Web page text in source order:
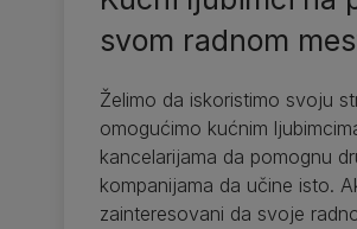
svom radnom
Želimo da iskoristimo svoju
omogućimo kućnim
kancelarijama da pomognu
kompanijama da učine isto.
zainteresovani da svoje